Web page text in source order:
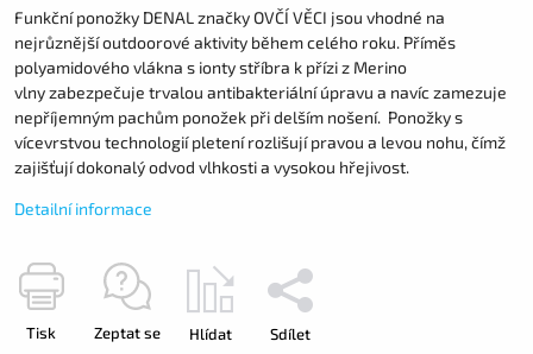
Funkční ponožky DENAL značky OVČÍ VĚCI jsou vhodné na
nejrůznější outdoorové aktivity během celého roku. Příměs
polyamidového vlákna s ionty stříbra k přízi z Merino
vlny zabezpečuje trvalou antibakteriální úpravu a navíc zamezuje
nepříjemným pachům ponožek při delším nošení. Ponožky s
vícevrstvou technologií pletení rozlišují pravou a levou nohu, čímž
zajišťují dokonalý odvod vlhkosti a vysokou hřejivost.
Detailní informace
Tisk Zeptat se Hlídat Sdílet